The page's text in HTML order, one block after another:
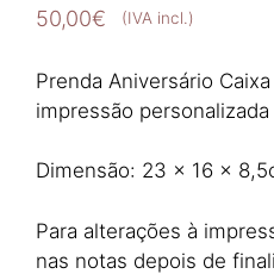
50,00€ (IVA incl.)
Prenda Aniversário
impressão personalizada
Dimensão: 23 x 16 x
Para alterações à
nas notas depois de